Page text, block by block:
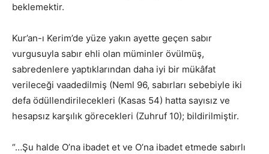
beklemektir.
Kur’an-ı Kerim’de yüze yakın ayette geçen sabır
vurgusuyla sabır ehli olan müminler övülmüş,
sabredenlere yaptıklarından daha iyi bir mükâfat
verileceği vaadedilmiş (Neml 96, sabırları sebebiyle iki
defa ödüllendirilecekleri (Kasas 54) hatta sayısız ve
hesapsız karşılık görecekleri (Zuhruf 10); bildirilmiştir.
“…Şu halde O’na ibadet et ve O’na ibadet etmede sabırlı